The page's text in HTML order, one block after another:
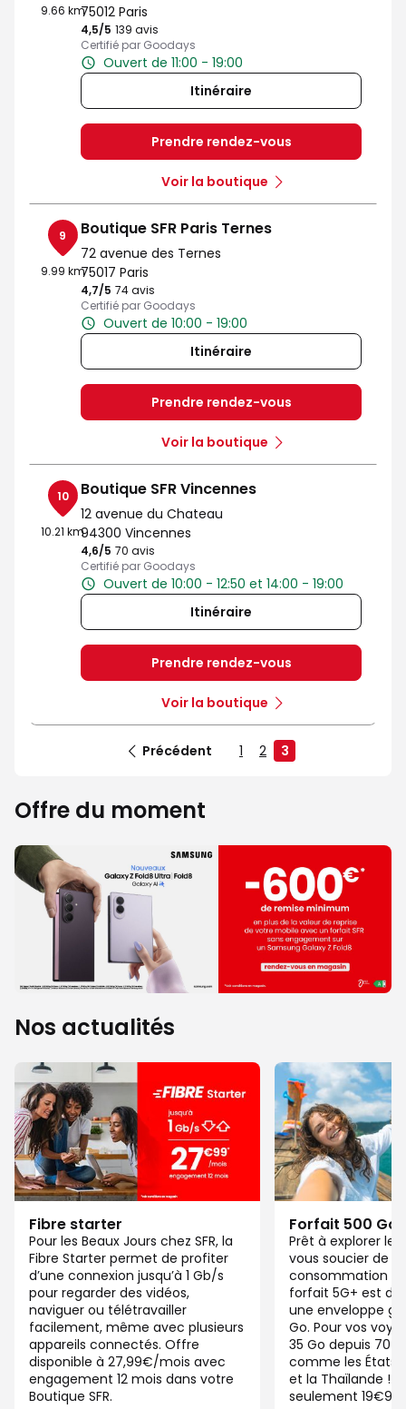
9.66 km75012 Paris
4,5/5 Note de 4.5 sur 5
139 avis
Certifié par Goodays
Ouvert de 11:00 - 19:00
Itinéraire
Prendre rendez-vous
Voir la boutique
9
9.99 km
Boutique SFR Paris Ternes
72 avenue des Ternes
75017 Paris
4,7/5 Note de 4.7 sur 5
74 avis
Certifié par Goodays
Ouvert de 10:00 - 19:00
Itinéraire
Prendre rendez-vous
Voir la boutique
10
10.21 km
Boutique SFR Vincennes
12 avenue du Chateau
94300 Vincennes
4,6/5 Note de 4.6 sur 5
70 avis
Certifié par Goodays
Ouvert de 10:00 - 12:50 et 14:00 - 19:00
Itinéraire
Prendre rendez-vous
Voir la boutique
Précédent 1 2 3
Offre du moment
Nos actualités
Fibre starter
Pour les Beaux Jours chez SFR, la
Fibre Starter permet de profiter
d’une connexion jusqu’à 1 Gb/s
pour regarder des vidéos,
naviguer ou télétravailler
facilement, même avec plusieurs
appareils connectés. Offre
disponible à 27,99€/mois avec
engagement 12 mois dans votre
Boutique SFR.
Forfait 500 Go
Prêt à explorer le
vous soucier de
consommation
forfait 5G+ est
une enveloppe
Go. Pour vos
35 Go depuis 70
comme les États-
et la Thaïlande !
seulement